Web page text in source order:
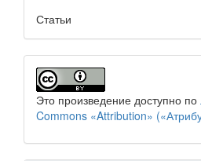
Статьи
Это произведение доступно по
Commons «Attribution»